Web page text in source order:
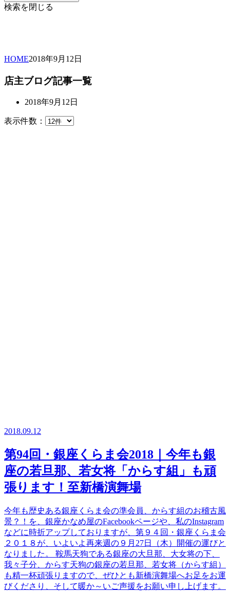
検索を閉じる
HOME2018年9月 12日
店主ブログ記事一覧
2018年9月12日
表示件数：
2018.09.12
第94回・銀座くらま会2018｜今年も銀
座の若旦那、若女将「からす組」も頑
張ります！至新橋演舞場
今年も歴史ある銀座くらま会の準会員、からす組のお稽古風
景？！を、銀座かなめ屋のFacebookページや、私のInstagram
などに時折アップしておりますが、第９４回・銀座くらま会
２０１８が、いよいよ再来週の９月27日（木）開催の運びと
なりました。 鞍馬天狗である銀座の大旦那、大女将の下、
我々子分、からす天狗の銀座の若旦那、若女将（からす組）
も精一杯頑張りますので、ぜひとも新橋演舞場へお足をお運
びくださり、そして暖か～いご声援をお願い申し上げます。